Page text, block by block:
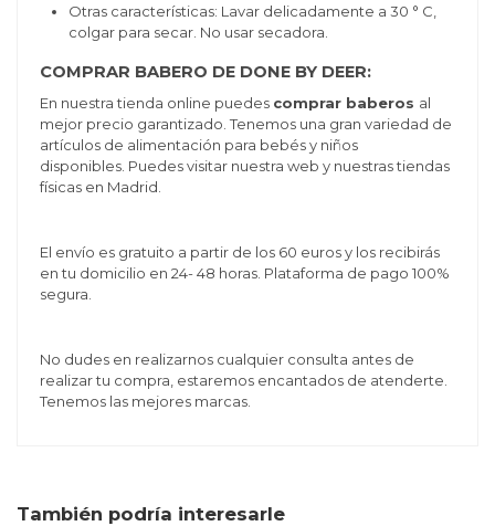
Otras características: Lavar delicadamente a 30 ° C,
colgar para secar. No usar secadora.
COMPRAR BABERO DE DONE BY DEER:
En nuestra tienda online puedes comprar baberos al
mejor precio garantizado. Tenemos una gran variedad de
artículos de alimentación para bebés y niños
disponibles. Puedes visitar nuestra web y nuestras tiendas
físicas en Madrid.
El envío es gratuito a partir de los 60 euros y los recibirás
en tu domicilio en 24- 48 horas. Plataforma de pago 100%
segura.
No dudes en realizarnos cualquier consulta antes de
realizar tu compra, estaremos encantados de atenderte.
Tenemos las mejores marcas.
También podría interesarle